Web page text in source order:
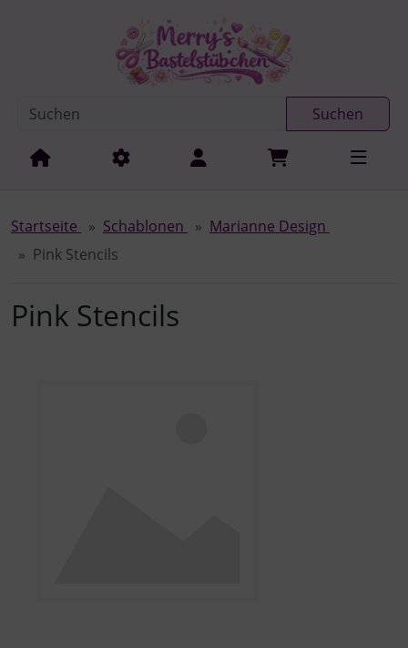
Springe zur Navigation
Suchen
Startseite Schablonen
Marianne Design
Pink Stencils
Pink Stencils